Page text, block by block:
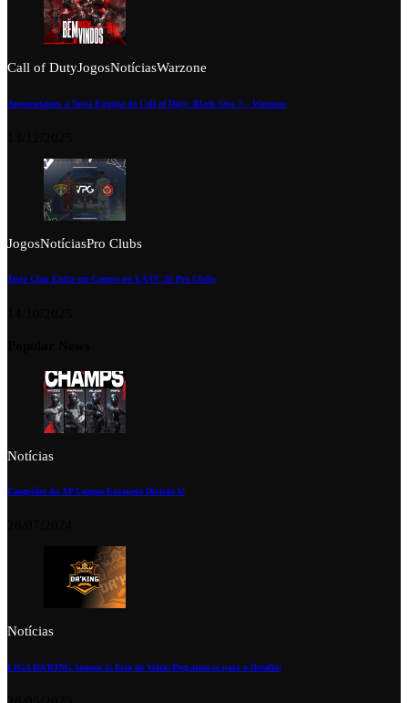
Call of DutyJogosNotíciasWarzone
Apresentamos a Nova Equipa de Call of Duty: Black Ops 7 – Warzone
JogosNotíciasPro Clubs
Tuga Clan Entra em Campo no EA FC 26 Pro Clubs
Notícias
Campeões da XP League Europeia Divisão 6!
Notícias
LIGA DA’KING Season 2: Está de Volta! Preparem-se para o Desafio!